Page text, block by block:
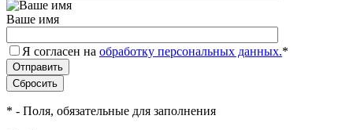
Ваше имя
Я согласен на обработку персональных данных.*
* - Поля, обязательные для заполнения